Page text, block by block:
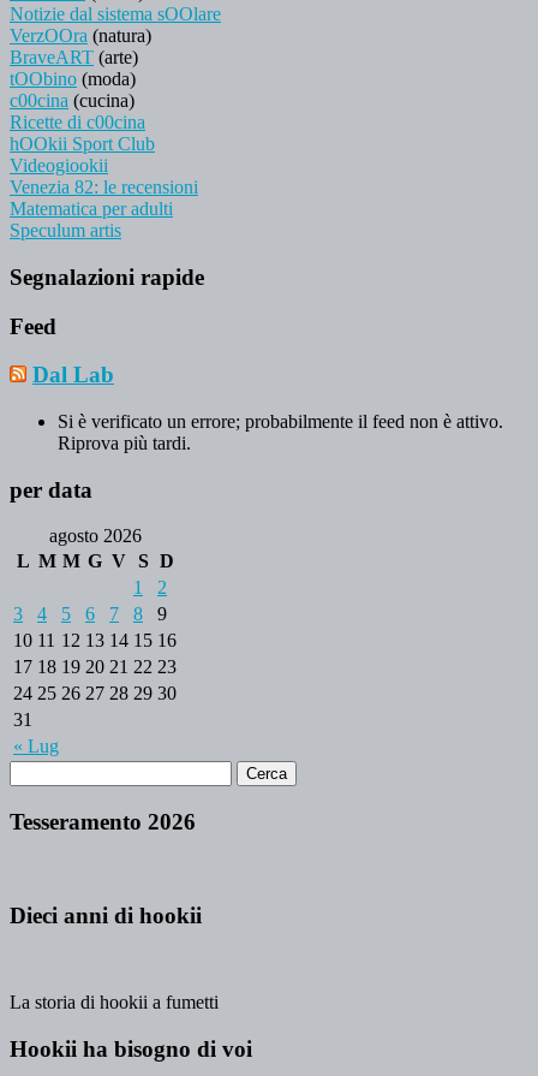
Notizie dal sistema sOOlare
VerzOOra (natura)
BraveART (arte)
tOObino (moda)
c00cina (cucina)
Ricette di c00cina
hOOkii Sport Club
Videogiookii
Venezia 82: le recensioni
Matematica per adulti
Speculum artis
Segnalazioni rapide
Feed
Dal Lab
Si è verificato un errore; probabilmente il feed non è attivo.
Riprova più tardi.
per data
agosto 2026
L M M G V S D
« Lug
1
2
3
4 5 6 7 8
9
10 11 12 13 14 15 16
17 18 19 20 21 22 23
24 25 26 27 28 29 30
31
Tesseramento 2026
Dieci anni di hookii
La storia di hookii a fumetti
Hookii ha bisogno di voi